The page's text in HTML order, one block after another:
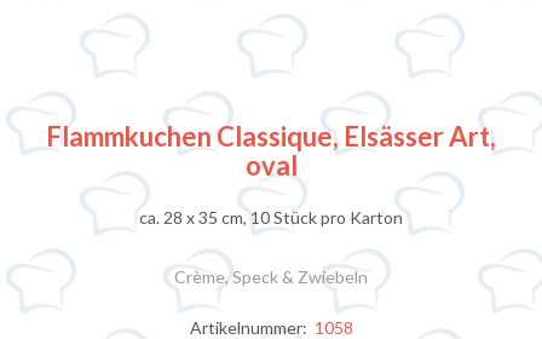
Flammkuchen Classique, Elsässer Art,
oval
ca. 28 x 35 cm, 10 Stück pro Karton
Crème, Speck & Zwiebeln
Artikelnummer: 1058